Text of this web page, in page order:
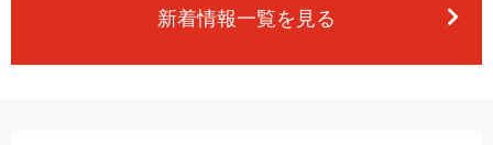
新着情報一覧を見る